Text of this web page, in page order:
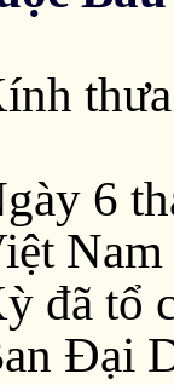
6
đã tổ
Đại